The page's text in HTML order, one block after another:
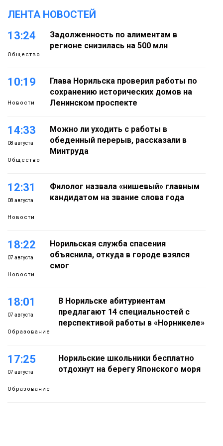
ЛЕНТА НОВОСТЕЙ
13:24
Общество
Задолженность по алиментам в
регионе снизилась на 500 млн
10:19
Новости
Глава Норильска проверил работы по
сохранению исторических домов на
Ленинском проспекте
14:33
08 августа
Общество
Можно ли уходить с работы в
обеденный перерыв, рассказали в
Минтруда
12:31
08 августа
Новости
Филолог назвала «нишевый» главным
кандидатом на звание слова года
18:22
07 августа
Новости
Норильская служба спасения
объяснила, откуда в городе взялся
смог
18:01
07 августа
Образование
В Норильске абитуриентам
предлагают 14 специальностей с
перспективой работы в «Норникеле»
17:25
07 августа
Образование
Норильские школьники бесплатно
отдохнут на берегу Японского моря